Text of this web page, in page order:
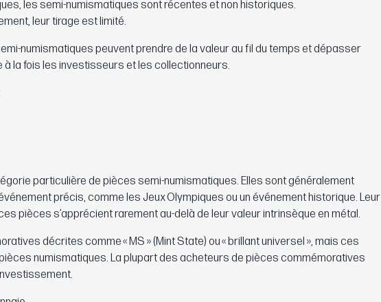
les semi-numismatiques sont récentes et non historiques.
leur tirage est limité.
numismatiques peuvent prendre de la valeur au fil du temps et dépasser
à la fois les investisseurs et les collectionneurs.
particulière de pièces semi-numismatiques. Elles sont généralement
précis, comme les Jeux Olympiques ou un événement historique. Leur
pièces s’apprécient rarement au-delà de leur valeur intrinsèque en métal.
décrites comme « MS » (Mint State) ou « brillant universel », mais ces
numismatiques. La plupart des acheteurs de pièces commémoratives